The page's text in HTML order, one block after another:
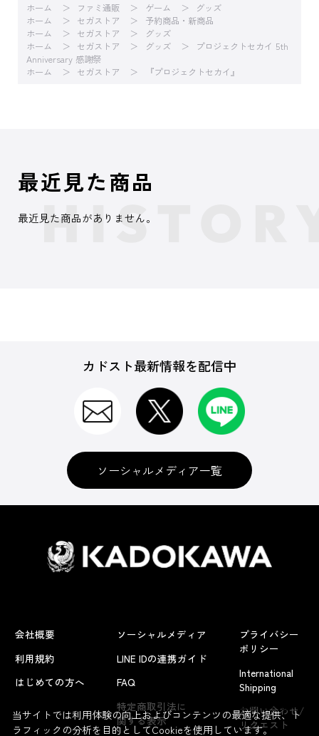
ホーム ファミ通販 ゲーム
グッズ
ホーム
セガストア
予約商品・新商品
ホーム
セガストア
グッズ
ホーム
セガストア グッズ
プロジェクトセカイ 5th
Anniversary 感謝祭
ホーム
セガストア 『プロジェクトセカイ』
よくあるお問い合わせ
最近見た商品
最近見た商品がありません。
カドスト最新情報を配信中
ソーシャルメディア一覧
会社概要
利用規約
はじめての方へ
ソーシャルメディア
LINE IDの連携ガイド
FAQ
特定商取引法に
関する表示
プライバシー
ポリシー
International
Shipping
お問い合わせ/
リクエスト
当サイトでは利用体験の向上およびコンテンツの最適な提供、ト
ラフィックの分析を目的としてCookieを使用しています。